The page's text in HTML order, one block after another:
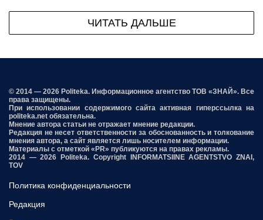
ЧИТАТЬ ДАЛЬШЕ
© 2014 — 2026 Politeka. Информационное агентство ТОВ «ЗНАЙ». Все
права защищены.
При использовании содержимого сайта активная гиперссылка на
politeka.net обязательна.
Мнение автора статьи не отражает мнение редакции.
Редакция не несет ответственности за обоснованность и толкование
мнения автора, а сайт является лишь носителем информации.
Материалы с отметкой «PR» публикуются на правах рекламы.
2014 — 2026 Politeka. Copyright INFORMATSIINE AGENTSTVO ZNAI,
TOV
Политика конфиденциальности
Редакция